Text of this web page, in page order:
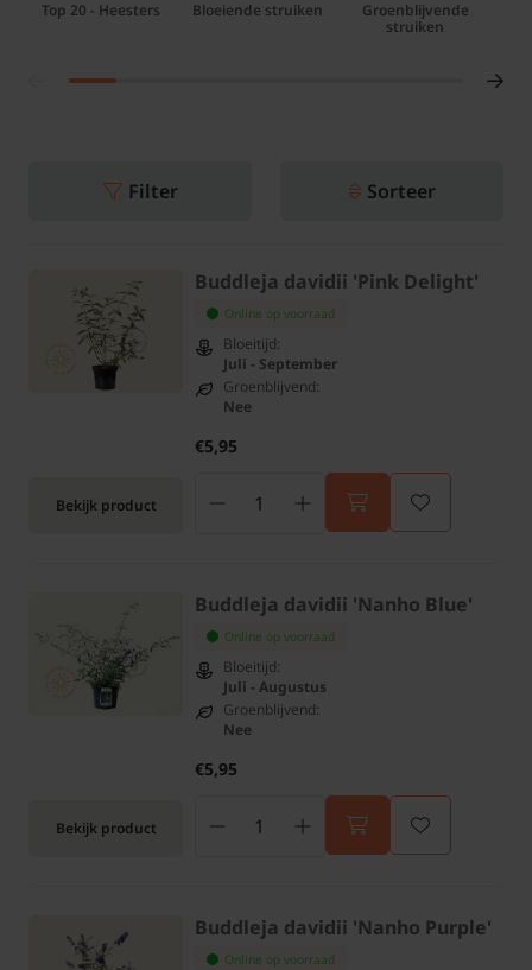
Top 20 - Heesters Bloeiende struiken
Groenblijvende
struiken
Filter Sorteer
Bekijk product
Buddleja davidii 'Pink Delight'
Online op voorraad
Bloeitijd:
Juli - September
Groenblijvend:
Nee
€5,95
Bekijk product
Buddleja davidii 'Nanho Blue'
Online op voorraad
Bloeitijd:
Juli - Augustus
Groenblijvend:
Nee
€5,95
Buddleja davidii 'Nanho Purple'
Online op voorraad